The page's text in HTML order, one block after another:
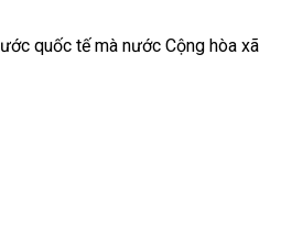
quốc tế mà nước Cộng hòa xã